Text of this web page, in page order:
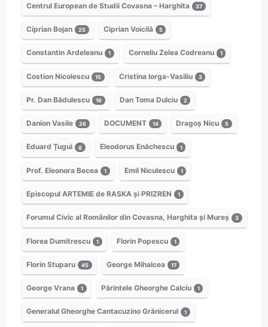
Centrul European de Studii Covasna – Harghita 37
Ciprian Bojan 25 Ciprian Voicilă 5
Constantin Ardeleanu 1 Corneliu Zelea Codreanu 1
Costion Nicolescu 15 Cristina Iorga-Vasiliu 3
Pr. Dan Bădulescu 16 Dan Toma Dulciu 2
Danion Vasile 26 DOCUMENT 14 Dragoș Nicu 5
Eduard Țugui 8 Eleodorus Enăchescu 1
Prof. Eleonora Becea 1 Emil Niculescu 1
Episcopul ARTEMIE de RASKA și PRIZREN 1
Forumul Civic al Românilor din Covasna, Harghita și Mureș 3
Florea Dumitrescu 1 Florin Popescu 1
Florin Stuparu 45 George Mihalcea 17
George Vrana 1 Părintele Gheorghe Calciu 1
Generalul Gheorghe Cantacuzino Grănicerul 1